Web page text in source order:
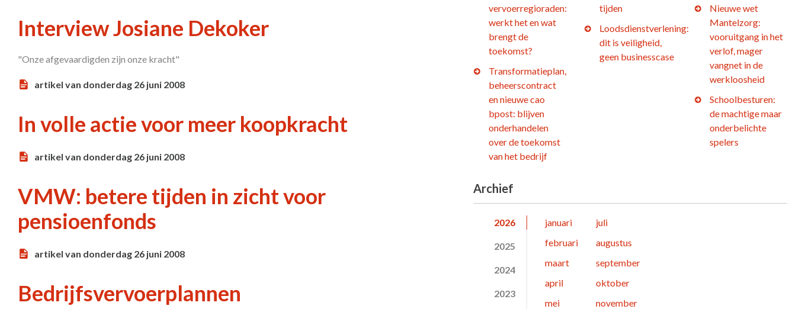
Interview Josiane Dekoker
"Onze afgevaardigden zijn onze kracht"
artikel van donderdag 26 juni 2008
In volle actie voor meer koopkracht
artikel van donderdag 26 juni 2008
VMW: betere tijden in zicht voor
pensioenfonds
artikel van donderdag 26 juni 2008
Bedrijfsvervoerplannen
vervoerregioraden:
werkt het en wat
brengt de
toekomst?
Transformatieplan,
beheerscontract
en nieuwe cao
bpost: blijven
onderhandelen
over de toekomst
van het bedrijf
tijden
Loodsdienstverlening:
dit is veiligheid,
geen businesscase
Nieuwe wet
Mantelzorg:
vooruitgang in het
verlof, mager
vangnet in de
werkloosheid
Schoolbesturen:
de machtige maar
onderbelichte
spelers
Archief
2026
2025
2024
2023
januari
februari
maart
april
mei
juli
augustus
september
oktober
november